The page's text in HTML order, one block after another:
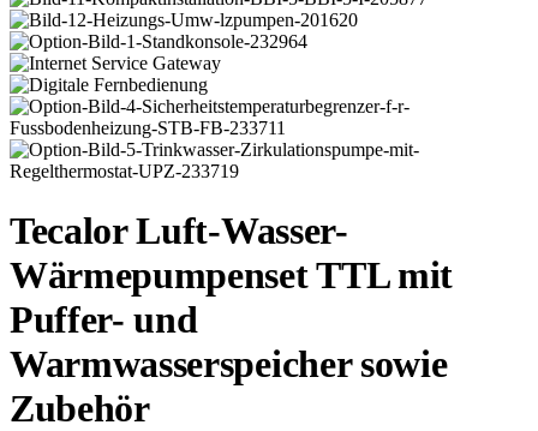
Tecalor Luft-Wasser-
Wärmepumpenset TTL mit
Puffer- und
Warmwasserspeicher sowie
Zubehör